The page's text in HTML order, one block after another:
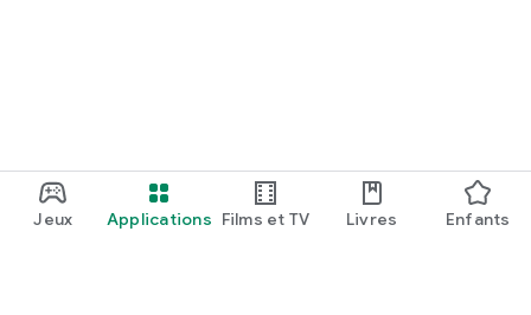
Jeux Applications Films et TV Livres Enfants